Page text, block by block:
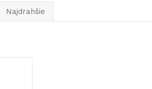
Najdrahšie